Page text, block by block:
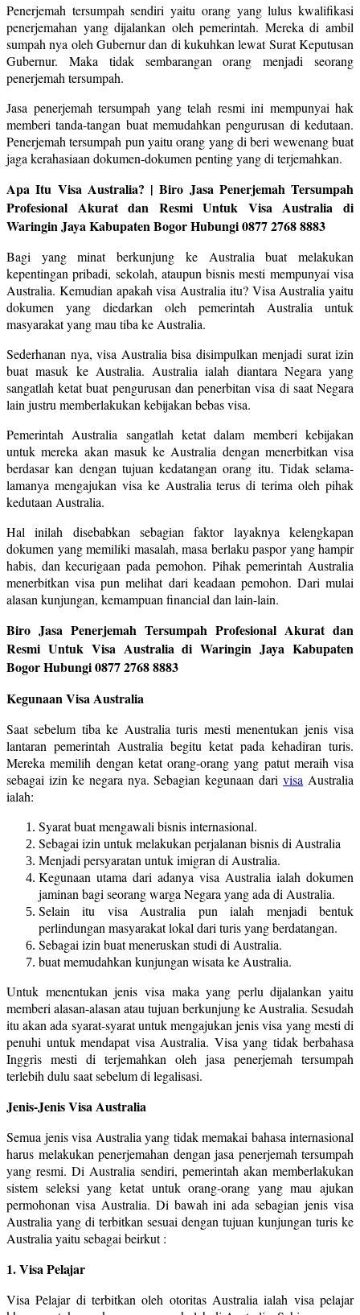
Penerjemah tersumpah sendiri yaitu orang yang lulus kwalifikasi
penerjemahan yang dijalankan oleh pemerintah. Mereka di ambil
sumpah nya oleh Gubernur dan di kukuhkan lewat Surat Keputusan
Gubernur. Maka tidak sembarangan orang menjadi seorang
penerjemah tersumpah.
Jasa penerjemah tersumpah yang telah resmi ini mempunyai hak
memberi tanda-tangan buat memudahkan pengurusan di kedutaan.
Penerjemah tersumpah pun yaitu orang yang di beri wewenang buat
jaga kerahasiaan dokumen-dokumen penting yang di terjemahkan.
Apa Itu Visa Australia? | Biro Jasa Penerjemah Tersumpah
Profesional Akurat dan Resmi Untuk Visa Australia di
Waringin Jaya Kabupaten Bogor Hubungi 0877 2768 8883
Bagi yang minat berkunjung ke Australia buat melakukan
kepentingan pribadi, sekolah, ataupun bisnis mesti mempunyai visa
Australia. Kemudian apakah visa Australia itu? Visa Australia yaitu
dokumen yang diedarkan oleh pemerintah Australia untuk
masyarakat yang mau tiba ke Australia.
Sederhanan nya, visa Australia bisa disimpulkan menjadi surat izin
buat masuk ke Australia. Australia ialah diantara Negara yang
sangatlah ketat buat pengurusan dan penerbitan visa di saat Negara
lain justru memberlakukan kebijakan bebas visa.
Pemerintah Australia sangatlah ketat dalam memberi kebijakan
untuk mereka akan masuk ke Australia dengan menerbitkan visa
berdasar kan dengan tujuan kedatangan orang itu. Tidak selama-
lamanya mengajukan visa ke Australia terus di terima oleh pihak
kedutaan Australia.
Hal inilah disebabkan sebagian faktor layaknya kelengkapan
dokumen yang memiliki masalah, masa berlaku paspor yang hampir
habis, dan kecurigaan pada pemohon. Pihak pemerintah Australia
menerbitkan visa pun melihat dari keadaan pemohon. Dari mulai
alasan kunjungan, kemampuan financial dan lain-lain.
Biro Jasa Penerjemah Tersumpah Profesional Akurat dan
Resmi Untuk Visa Australia di Waringin Jaya Kabupaten
Bogor Hubungi 0877 2768 8883
Kegunaan Visa Australia
Saat sebelum tiba ke Australia turis mesti menentukan jenis visa
lantaran pemerintah Australia begitu ketat pada kehadiran turis.
Mereka memilih dengan ketat orang-orang yang patut meraih visa
sebagai izin ke negara nya. Sebagian kegunaan darivisa Australia
ialah:
Syarat buat mengawali bisnis internasional.
Sebagai izin untuk melakukan perjalanan bisnis di Australia
Menjadi persyaratan untuk imigran di Australia.
Kegunaan utama dari adanya visa Australia ialah dokumen
jaminan bagi seorang warga Negara yang ada di Australia.
Selain itu visa Australia pun ialah menjadi bentuk
perlindungan masyarakat lokal dari turis yang berdatangan.
Sebagai izin buat meneruskan studi di Australia.
buat memudahkan kunjungan wisata ke Australia.
Untuk menentukan jenis visa maka yang perlu dijalankan yaitu
memberi alasan-alasan atau tujuan berkunjung ke Australia. Sesudah
itu akan ada syarat-syarat untuk mengajukan jenis visa yang mesti di
penuhi untuk mendapat visa Australia. Visa yang tidak berbahasa
Inggris mesti di terjemahkan oleh jasa penerjemah tersumpah
terlebih dulu saat sebelum di legalisasi.
Jenis-Jenis Visa Australia
Semua jenis visa Australia yang tidak memakai bahasa internasional
harus melakukan penerjemahan dengan jasa penerjemah tersumpah
yang resmi. Di Australia sendiri, pemerintah akan memberlakukan
sistem seleksi yang ketat untuk orang-orang yang mau ajukan
permohonan visa Australia. Di bawah ini ada sebagian jenis visa
Australia yang di terbitkan sesuai dengan tujuan kunjungan turis ke
Australia yaitu sebagai beirkut :
1. Visa Pelajar
Visa Pelajar di terbitkan oleh otoritas Australia ialah visa pelajar